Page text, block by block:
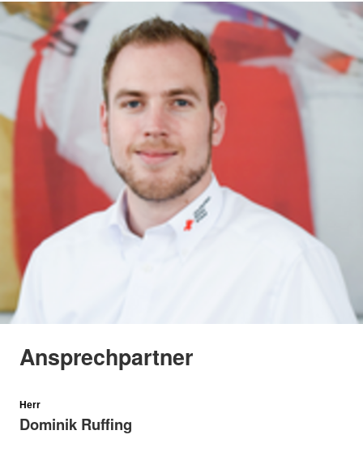
Ansprechpartner
Herr
Dominik Ruffing